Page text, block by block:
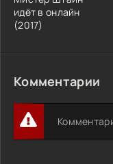
идёт в онлайн
(2017)
Комментарии